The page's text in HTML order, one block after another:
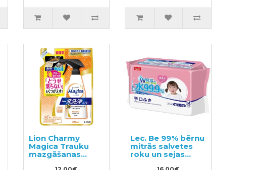
Lion Charmy
Magica Trauku
mazgāšanas
sprejs, pildviela
Lec. Be 99% bērnu
mitrās salvetes
roku un sejas
tīrīšanai 240gab